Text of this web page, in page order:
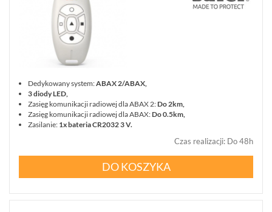
KOMUNIKACJA
(9)
SYGNALIZATORY
(33)
Dedykowany system:ABAX 2/ABAX,
3 diody LED,
Zasięg komunikacji radiowej dla ABAX 2:Do2km,
Zasięg komunikacji radiowej dla ABAX:Do0.5km,
Zasilanie: 1x bateria CR2032 3 V.
Czas realizacji: Do 48h
DO KOSZYKA